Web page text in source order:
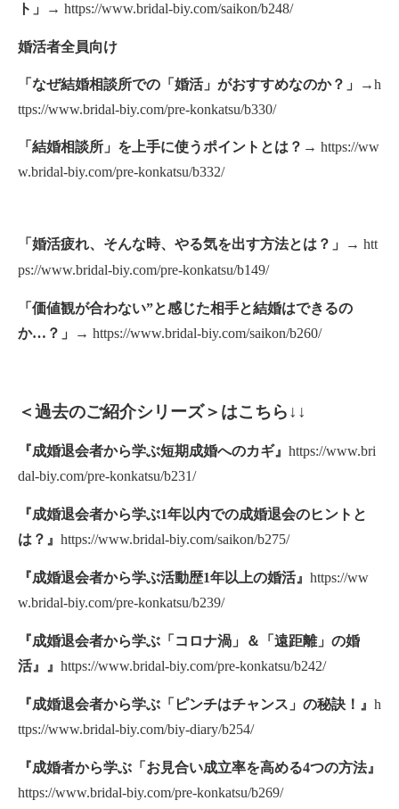
ト」
→ https://www.bridal-biy.com/saikon/b248/
婚活者全員向け
「なぜ結婚相談所での「婚活」がおすすめなのか？」→h
ttps://www.bridal-biy.com/pre-konkatsu/b330/
「結婚相談所」を上手に使うポイントとは？→ https://ww
w.bridal-biy.com/pre-konkatsu/b332/
「婚活疲れ、そんな時、やる気を出す方法とは？」 → htt
ps://www.bridal-biy.com/pre-konkatsu/b149/
「価値観が合わない”と感じた相手と結婚はできるの
か…？」
→ https://www.bridal-biy.com/saikon/b260/
＜過去のご紹介シリーズ＞はこちら↓↓
『成婚退会者から学ぶ短期成婚へのカギ』 https://www.bri
dal-biy.com/pre-konkatsu/b231/
『成婚退会者から学ぶ1年以内での成婚退会のヒントと
は？』 https://www.bridal-biy.com/saikon/b275/
『成婚退会者から学ぶ活動歴1年以上の婚活』 https://ww
w.bridal-biy.com/pre-konkatsu/b239/
『成婚退会者から学ぶ「コロナ渦」＆「遠距離」の婚
活』』 https://www.bridal-biy.com/pre-konkatsu/b242/
『成婚退会者から学ぶ「ピンチはチャンス」の秘訣！』 h
ttps://www.bridal-biy.com/biy-diary/b254/
『成婚者から学ぶ「お見合い成立率を高める4つの方法』
https://www.bridal-biy.com/pre-konkatsu/b269/